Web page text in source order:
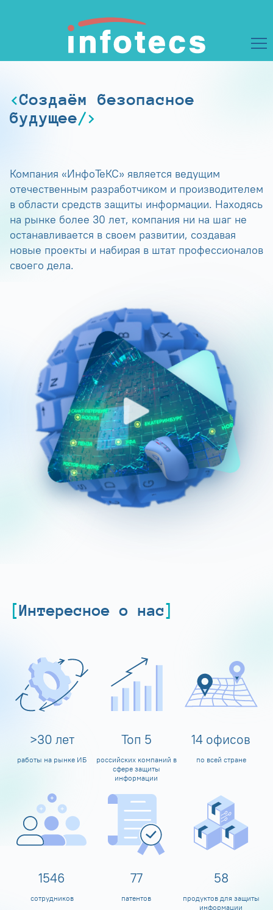
Создаём безопасное
будущее
Компания «ИнфоТеКС» является ведущим
отечественным разработчиком и производителем
в области средств защиты информации. Находясь
на рынке более 30 лет, компания ни на шаг не
останавливается в своем развитии, создавая
новые проекты и набирая в штат профессионалов
своего дела.
Интересное о нас
>30 лет
работы на рынке ИБ
Топ 5
российских компаний в
сфере защиты
информации
14 офисов
по всей стране
1600
сотрудников
80
патентов
60
продуктов для защиты
информации